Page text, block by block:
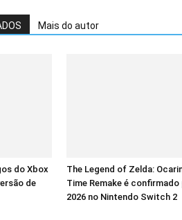
Mais do autor
do Xbox
de
The Legend of Zelda:
Time Remake é confirmado
2026 no Nintendo Switch 2